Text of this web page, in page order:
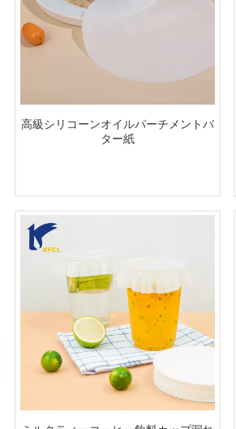
高級シリコーンオイルパーチメントバ
ター紙